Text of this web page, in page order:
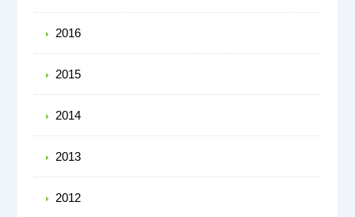
2016
2015
2014
2013
2012